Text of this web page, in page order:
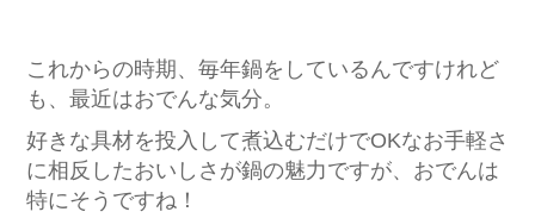
これからの時期、毎年鍋をしているんですけれど
も、最近はおでんな気分。
好きな具材を投入して煮込むだけでOKなお手軽さ
に相反したおいしさが鍋の魅力ですが、おでんは
特にそうですね！